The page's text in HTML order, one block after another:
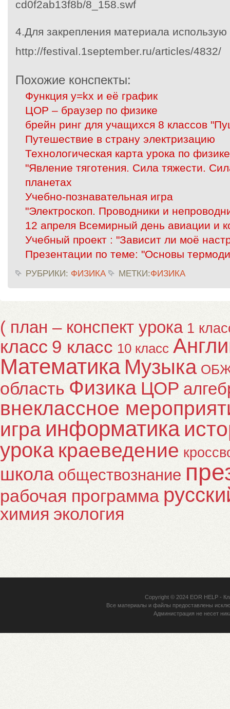
cd0f2ab13f8b/8_158.swf
4.Для закрепления материала
http://festival.1september.ru/articles/4832/
Похожие конспекты:
Функция y=kx и её график
ЦОР – браузер по физике
брейн ринг для учащихся 8 классов
Путешествие в страну электризацию
Технологическая карта урока по
"Явление тяготения. Сила тяжести.
планетах
Учебно-познавательная игра
"Электроскоп. Проводники и
12 апреля Всемирный день авиации и
Учебный проект : "Зависит ли моё
Презентации по теме: "Основы
РУБРИКИ: ФИЗИКА МЕТКИ:ФИЗИКА
( план – конспект урока 1
класс 9 класс 10 класс
Математика Музыка
область Физика ЦОР
внеклассное
игра информатика
урока краеведение
школа обществознание
рабочая программа
химия экология
Copyright © 2024 EOR HELP-
Все материалы и файлы предоставлены
Администрация не несет